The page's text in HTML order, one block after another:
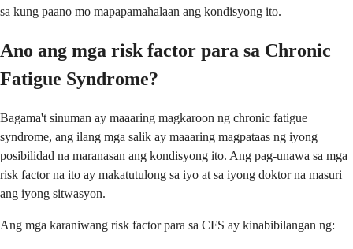
sa kung paano mo mapapamahalaan ang kondisyong ito.
Ano ang mga risk factor para sa Chronic
Fatigue Syndrome?
Bagama't sinuman ay maaaring magkaroon ng chronic fatigue
syndrome, ang ilang mga salik ay maaaring magpataas ng iyong
posibilidad na maranasan ang kondisyong ito. Ang pag-unawa sa mga
risk factor na ito ay makatutulong sa iyo at sa iyong doktor na masuri
ang iyong sitwasyon.
Ang mga karaniwang risk factor para sa CFS ay kinabibilangan ng: